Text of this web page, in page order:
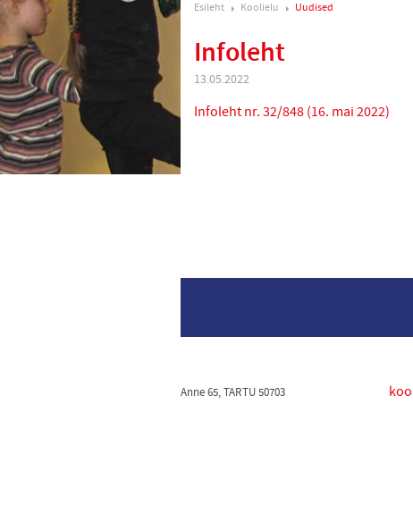
Esileht Koolielu Uudised
Infoleht
13.05.2022
Infoleht nr. 32/848 (16. mai 2022)
Anne 65, TARTU 50703